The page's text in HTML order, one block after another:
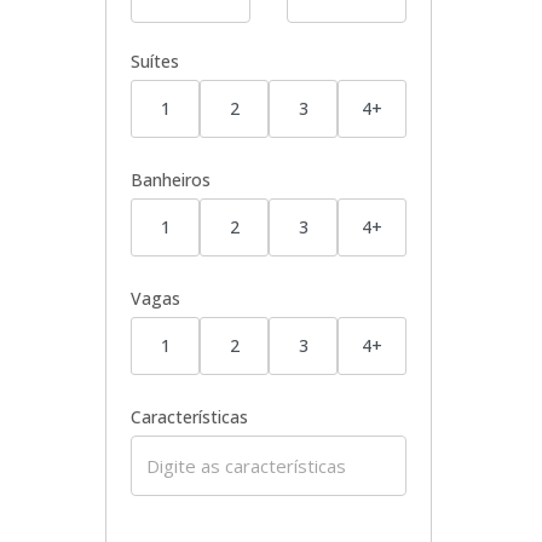
Suítes
1 2 3 4+
Banheiros
1 2 3 4+
Vagas
1 2 3 4+
Características